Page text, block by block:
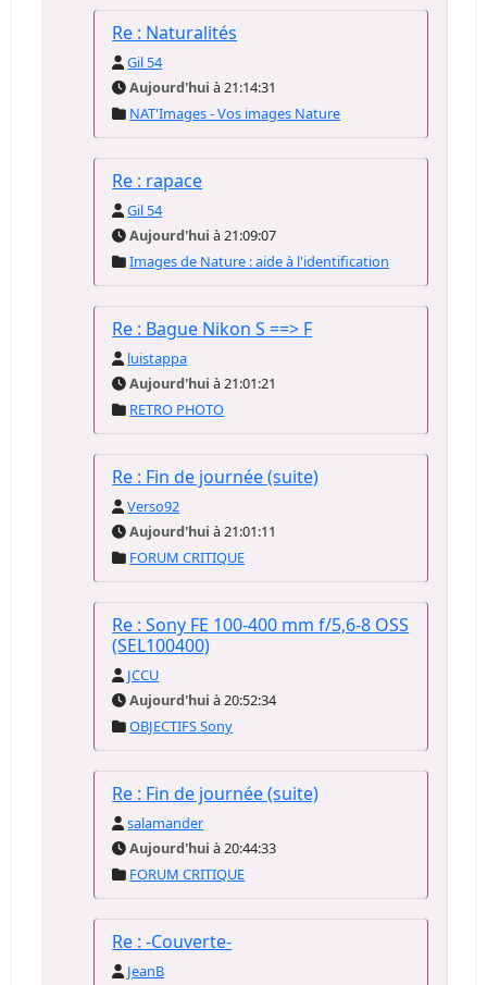
Re : Naturalités
Gil 54
Aujourd'hui à 21:14:31
NAT'Images - Vos images Nature
Re : rapace
Gil 54
Aujourd'hui à 21:09:07
Images de Nature : aide à l'identification
Re : Bague Nikon S ==> F
luistappa
Aujourd'hui à 21:01:21
RETRO PHOTO
Re : Fin de journée (suite)
Verso92
Aujourd'hui à 21:01:11
FORUM CRITIQUE
Re : Sony FE 100-400 mm f/5,6-8 OSS
(SEL100400)
JCCU
Aujourd'hui à 20:52:34
OBJECTIFS Sony
Re : Fin de journée (suite)
salamander
Aujourd'hui à 20:44:33
FORUM CRITIQUE
Re : -Couverte-
JeanB